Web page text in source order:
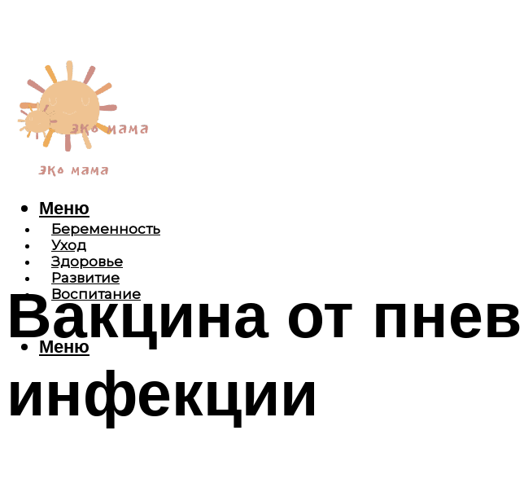
Беременность
Уход
Здоровье
Развитие
Воспитание
Меню
Меню
Вакцина от
инфекции